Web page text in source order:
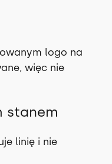
logo na
więc nie
stanem
linię i nie